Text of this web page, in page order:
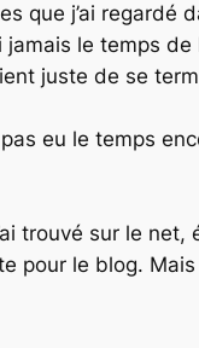
que j’ai regardé
jamais le temps
juste de se
pas eu le temps
trouvé sur le
pour le blog.